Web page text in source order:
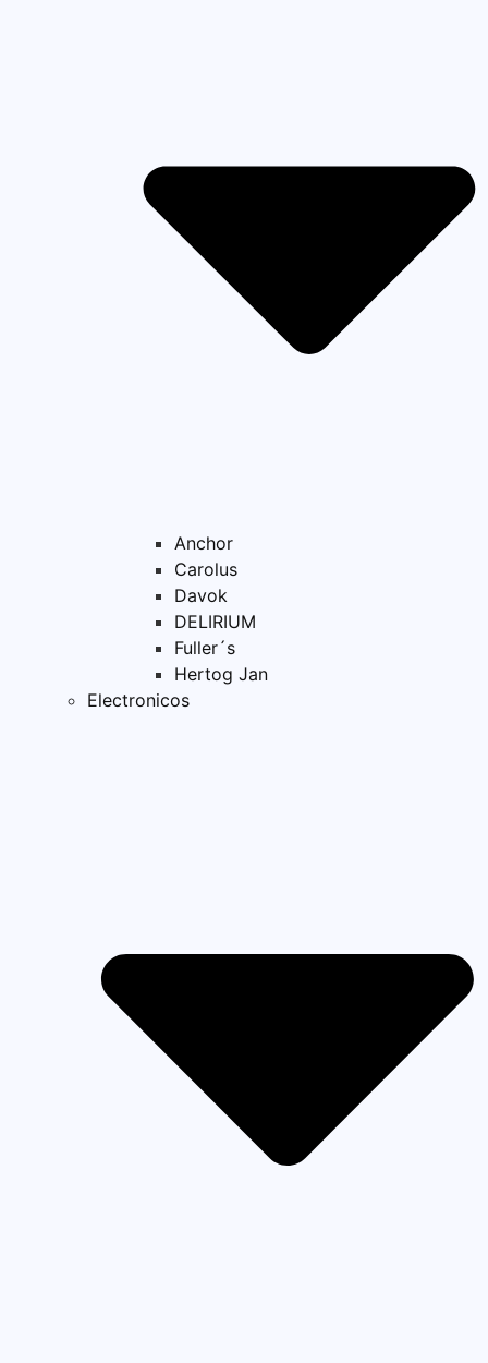
Anchor
Carolus
Davok
DELIRIUM
Fuller´s
Hertog Jan
Electronicos